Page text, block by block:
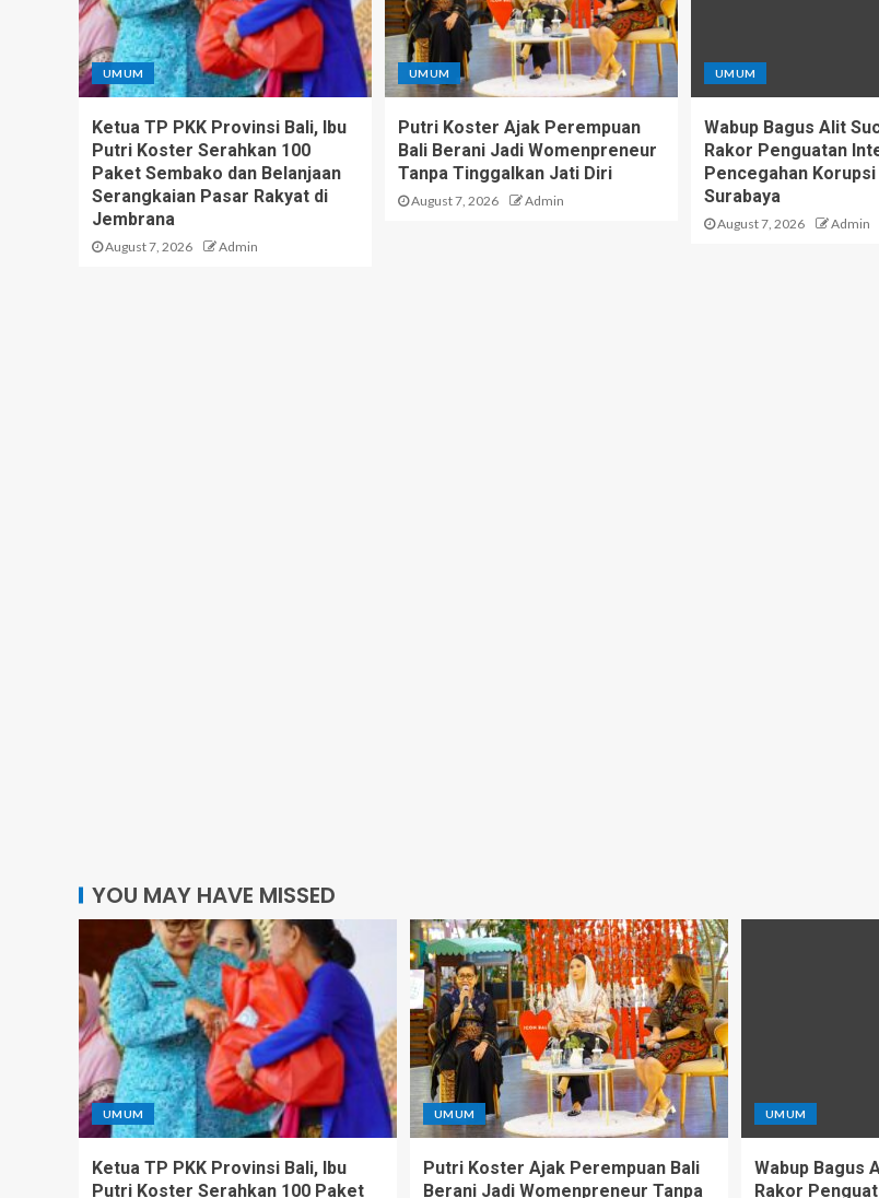
UMUM
Ketua TP PKK Provinsi Bali, Ibu
Putri Koster Serahkan 100
Paket Sembako dan Belanjaan
Serangkaian Pasar Rakyat di
Jembrana
August 7, 2026 Admin
UMUM
Putri Koster Ajak Perempuan
Bali Berani Jadi Womenpreneur
Tanpa Tinggalkan Jati Diri
August 7, 2026 Admin
UMUM
Wabup Bagus Alit
Rakor Penguatan
Pencegahan Korupsi
Surabaya
August 7, 2026 Admin
YOU MAY HAVE MISSED
UMUM
Ketua TP PKK Provinsi Bali, Ibu
Putri Koster Serahkan 100 Paket
UMUM
Putri Koster Ajak Perempuan Bali
Berani Jadi Womenpreneur Tanpa
UMUM
Wabup Bagus
Rakor